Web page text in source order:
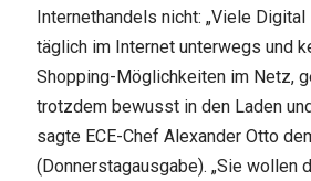
Internethandels nicht: „Viele
täglich im Internet unterwegs und
Shopping-Möglichkeiten im Netz,
trotzdem bewusst in den Laden
sagte ECE-Chef Alexander Otto
(Donnerstagausgabe). „Sie wollen